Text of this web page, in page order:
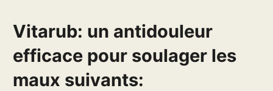
Vitarub: un antidouleur
efficace pour soulager les
maux suivants: